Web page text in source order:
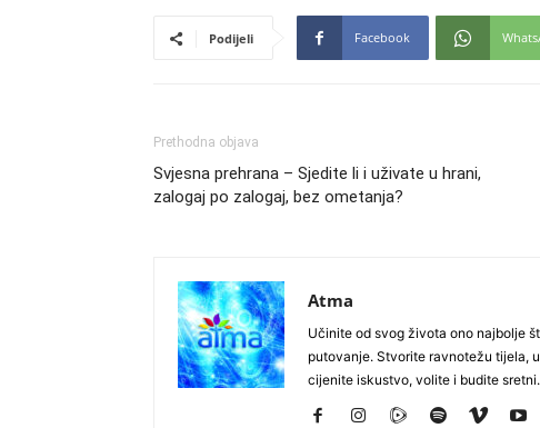
Podijeli Facebook
Prethodna objava
Svjesna prehrana – Sjedite li i uživate u hrani,
zalogaj po zalogaj, bez ometanja?
Atma
Učinite od svog života ono najbolje
putovanje. Stvorite ravnotežu tijela,
cijenite iskustvo, volite i budite